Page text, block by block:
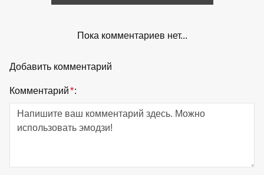
Пока комментариев нет...
Добавить комментарий
Комментарий*: